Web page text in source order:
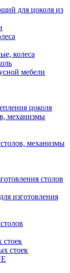
для цоколя из
колеса
мебели
цоколя
механизмы
механизмы
столов
изготовления
стоек
стоек